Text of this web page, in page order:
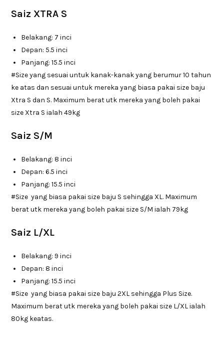
Saiz XTRA S
Belakang: 7 inci
Depan: 5.5 inci
Panjang: 15.5 inci
#Size yang sesuai untuk kanak-kanak yang berumur 10 tahun
ke atas dan sesuai untuk mereka yang biasa pakai size baju
Xtra S dan S. Maximum berat utk mereka yang boleh pakai
size Xtra S ialah 49kg
Saiz S/M
Belakang: 8 inci
Depan: 6.5 inci
Panjang: 15.5 inci
#Size yang biasa pakai size baju S sehingga XL. Maximum
berat utk mereka yang boleh pakai size S/M ialah 79kg
Saiz L/XL
Belakang: 9 inci
Depan: 8 inci
Panjang: 15.5 inci
#Size yang biasa pakai size baju 2XL sehingga Plus Size.
Maximum berat utk mereka yang boleh pakai size L/XL ialah
80kg keatas.